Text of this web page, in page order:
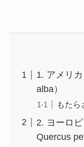
1. アメリ
alba）
もた
2. ヨーロ
Quercus